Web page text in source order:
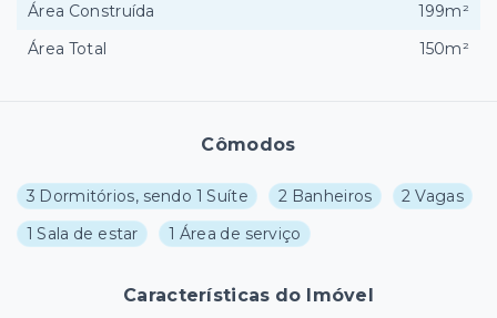
Cômodos
3 Dormitórios, sendo 1 Suíte 2 Banheiros
2 Vagas
1 Sala de estar
1 Área de serviço
Características do Imóvel
Área Construída
199m²
Área Total
150m²